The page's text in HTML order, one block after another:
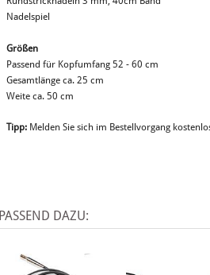
Nadelspiel
Größen
Passend für Kopfumfang 52 - 60 cm
Gesamtlänge ca. 25 cm
Weite ca. 50 cm
Tipp: Melden Sie sich im Bestellvorgang
PASSEND DAZU: